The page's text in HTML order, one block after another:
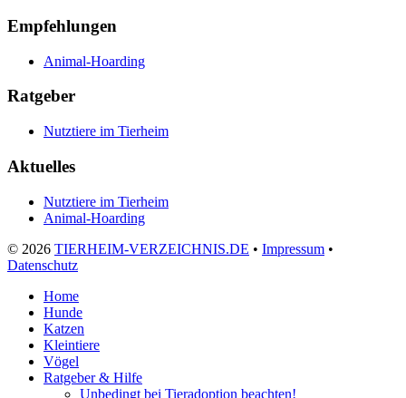
Empfehlungen
Animal-Hoarding
Ratgeber
Nutztiere im Tierheim
Aktuelles
Nutztiere im Tierheim
Animal-Hoarding
© 2026 TIERHEIM-VERZEICHNIS.DE • Impressum •
Datenschutz
Home
Hunde
Katzen
Kleintiere
Vögel
Ratgeber & Hilfe
Unbedingt bei Tieradoption beachten!